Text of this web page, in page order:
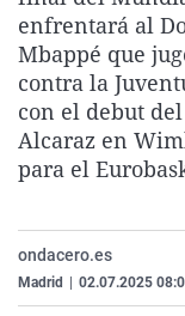
enfrentará al
Mbappé que
contra la
con el debut
Alcaraz en
para el
ondacero.es
Madrid 02.07.2025